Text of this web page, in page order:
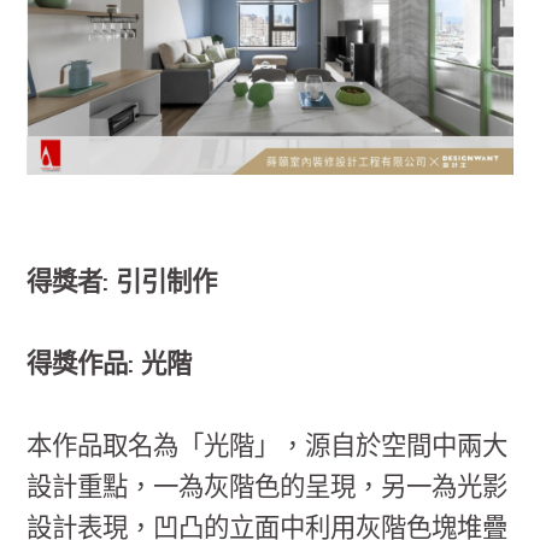
得獎者: 引引制作
得獎作品: 光階
本作品取名為「光階」，源自於空間中兩大
設計重點，一為灰階色的呈現，另一為光影
設計表現，凹凸的立面中利用灰階色塊堆疊